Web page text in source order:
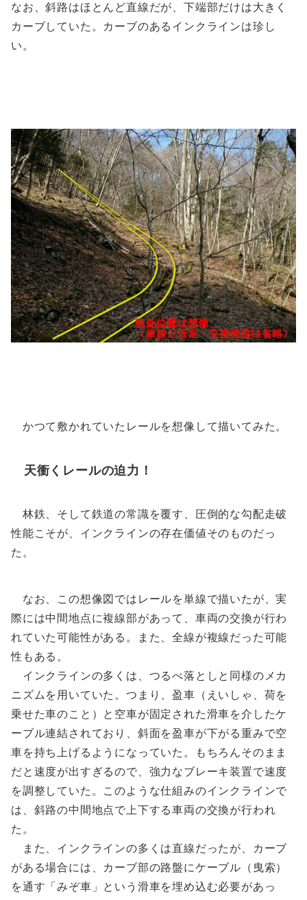
なお、斜路はほとんど直線だが、下端部だけは大きく
カーブしていた。カーブのあるインクラインは珍し
い。
かつて敷かれていたレールを想像して描いてみた。
天衝くレールの迫力！
林鉄、そして鉄道の常識を覆す、圧倒的な勾配走破
性能こそが、インクラインの存在価値そのものだっ
た。
なお、この想像図ではレールを単線で描いたが、実
際には中間地点に複線部があって、車両の交換が行わ
れていた可能性がある。また、全線が複線だった可能
性もある。
インクラインの多くは、つるべ落としと同様のメカ
ニズムを用いていた。つまり、盈車（えいしゃ、荷を
乗せた車のこと）と空車が固定された滑車を介したケ
ーブル連結されており、斜面を盈車が下がる重みで空
車を持ち上げるようになっていた。もちろんそのまま
だと速度が出すぎるので、強力なブレーキ装置で速度
を調整していた。このような仕組みのインクラインで
は、斜路の中間地点で上下する車両の交換が行われ
た。
また、インクラインの多くは直線だったが、カーブ
がある場合には、カーブ部の路盤にケーブル（曳索）
を通す「みぞ車」という滑車を埋め込む必要があっ